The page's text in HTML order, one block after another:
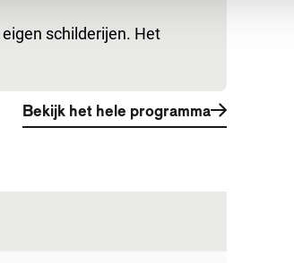
schilderijen. Het
Bekijk het hele programma